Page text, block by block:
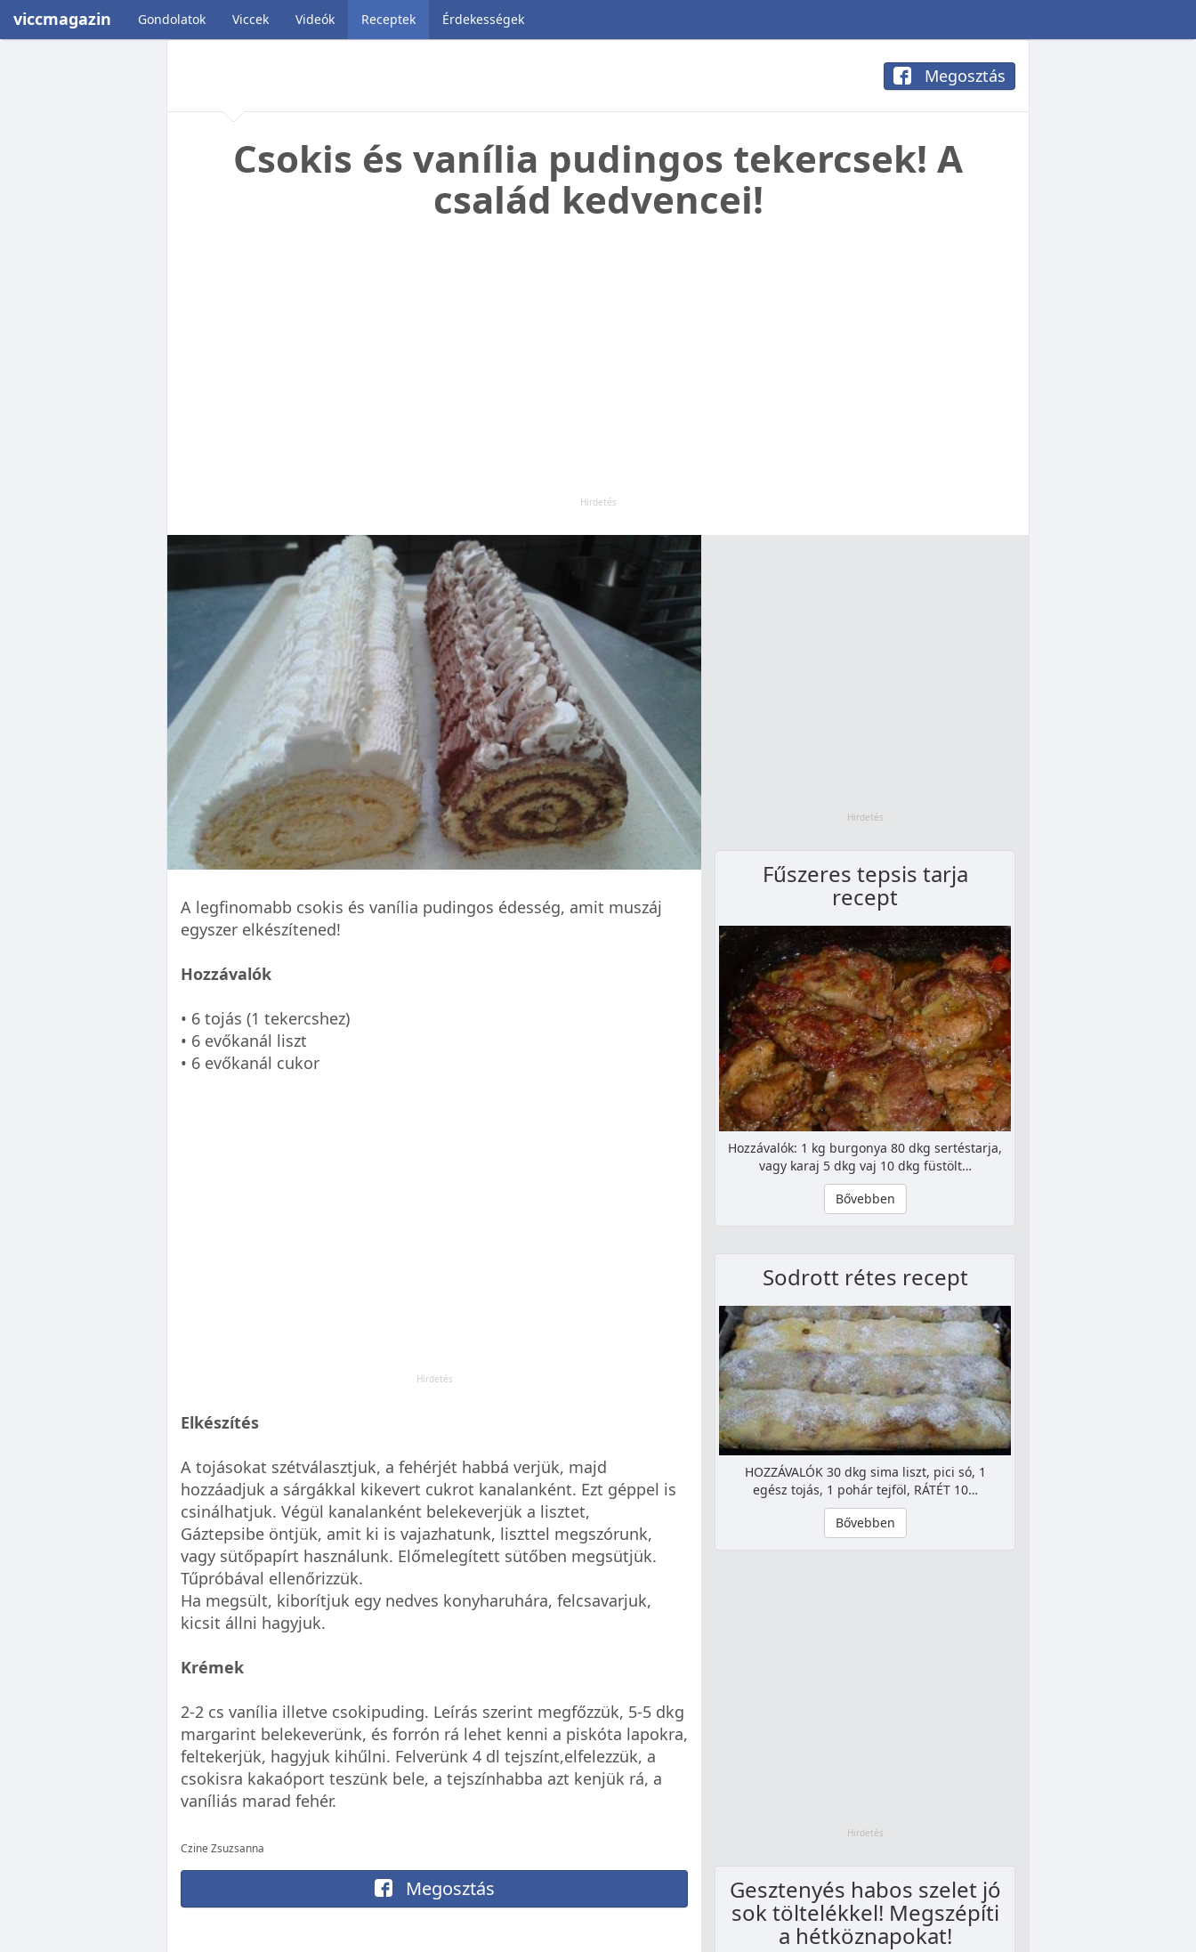
viccmagazin Gondolatok Viccek Videók Receptek Érdekességek
Megosztás
Csokis és vanília pudingos tekercsek! A
család kedvencei!
A legfinomabb csokis és vanília pudingos édesség, amit muszáj
egyszer elkészítened!
Hozzávalók
• 6 tojás (1 tekercshez)
• 6 evőkanál liszt
• 6 evőkanál cukor
Elkészítés
A tojásokat szétválasztjuk, a fehérjét habbá verjük, majd
hozzáadjuk a sárgákkal kikevert cukrot kanalanként. Ezt géppel is
csinálhatjuk. Végül kanalanként belekeverjük a lisztet,
Gáztepsibe öntjük, amit ki is vajazhatunk, liszttel megszórunk,
vagy sütőpapírt használunk. Előmelegített sütőben megsütjük.
Tűpróbával ellenőrizzük.
Ha megsült, kiborítjuk egy nedves konyharuhára, felcsavarjuk,
kicsit állni hagyjuk.
Krémek
2-2 cs vanília illetve csokipuding. Leírás szerint megfőzzük, 5-5 dkg
margarint belekeverünk, és forrón rá lehet kenni a piskóta lapokra,
feltekerjük, hagyjuk kihűlni. Felverünk 4 dl tejszínt,elfelezzük, a
csokisra kakaóport teszünk bele, a tejszínhabba azt kenjük rá, a
vaníliás marad fehér.
Czine Zsuzsanna
Megosztás
Fűszeres tepsis tarja
recept
Hozzávalók: 1 kg burgonya 80 dkg sertéstarja,
vagy karaj 5 dkg vaj 10 dkg füstölt…
Bővebben
Sodrott rétes recept
HOZZÁVALÓK 30 dkg sima liszt, pici só, 1
egész tojás, 1 pohár tejföl, RÁTÉT 10…
Bővebben
Gesztenyés habos szelet jó
sok töltelékkel! Megszépíti
a hétköznapokat!